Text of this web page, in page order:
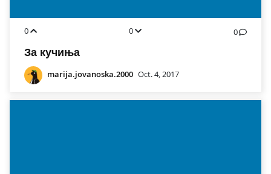
0 0 0
За кучиња
marija.jovanoska.2000 Oct. 4, 2017